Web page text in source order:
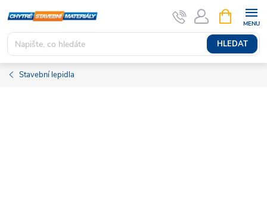
na
obsah
HLEDAT
NÁKUPNÍ
KOŠÍK
Stavební lepidla